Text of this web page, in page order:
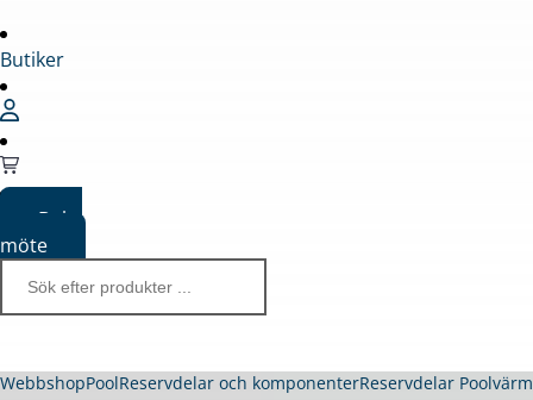
Butiker
Boka
möte
WebbshopPoolReservdelar och komponenterReservdelar